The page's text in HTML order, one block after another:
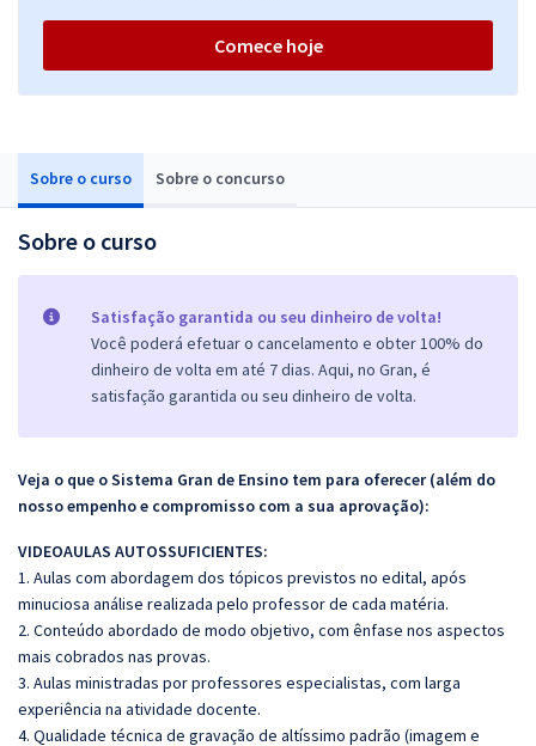
Sobre o curso Sobre o concurso
Sobre o curso
Satisfação garantida ou seu dinheiro de volta!
Você poderá efetuar o cancelamento e obter 100% do
dinheiro de volta em até 7 dias. Aqui, no Gran, é
satisfação garantida ou seu dinheiro de volta.
Veja o que o Sistema Gran de Ensino tem para oferecer (além do
nosso empenho e compromisso com a sua aprovação):
VIDEOAULAS AUTOSSUFICIENTES:
1. Aulas com abordagem dos tópicos previstos no edital, após
minuciosa análise realizada pelo professor de cada matéria.
2. Conteúdo abordado de modo objetivo, com ênfase nos aspectos
mais cobrados nas provas.
3. Aulas ministradas por professores especialistas, com larga
experiência na atividade docente.
4. Qualidade técnica de gravação de altíssimo padrão (imagem e
Comece hoje